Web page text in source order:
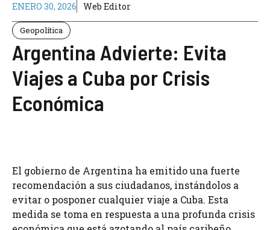
ENERO 30, 2026 Web Editor
Geopolítica
Argentina Advierte: Evita
Viajes a Cuba por Crisis
Económica
El gobierno de Argentina ha emitido una fuerte
recomendación a sus ciudadanos, instándolos a
evitar o posponer cualquier viaje a Cuba. Esta
medida se toma en respuesta a una profunda crisis